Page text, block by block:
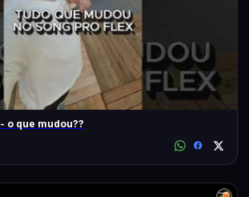
Song Pro FLEX - o que mudou??